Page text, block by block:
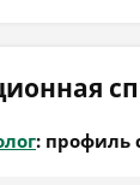
: профиль